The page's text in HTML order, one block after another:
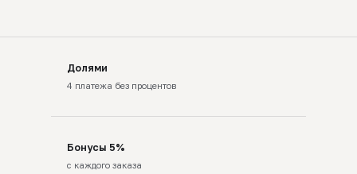
Долями
4 платежа без процентов
Бонусы 5%
с каждого заказа